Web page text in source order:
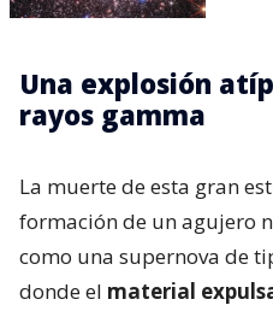
Una explosión
rayos gamma
La muerte de esta gran
formación de un agujero
como una supernova de
donde el material